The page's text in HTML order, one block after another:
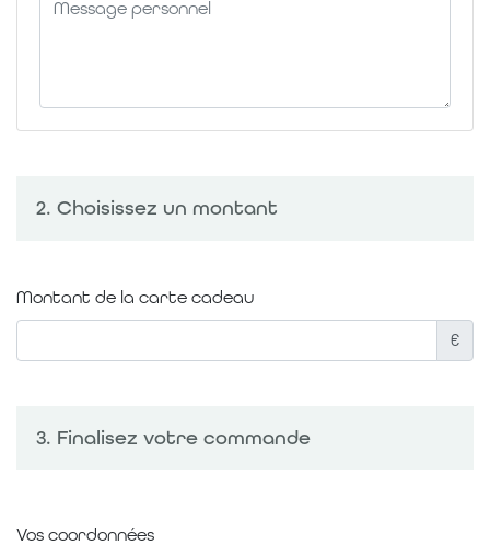
2. Choisissez un montant
Montant de la carte cadeau
€
3. Finalisez votre commande
Vos coordonnées